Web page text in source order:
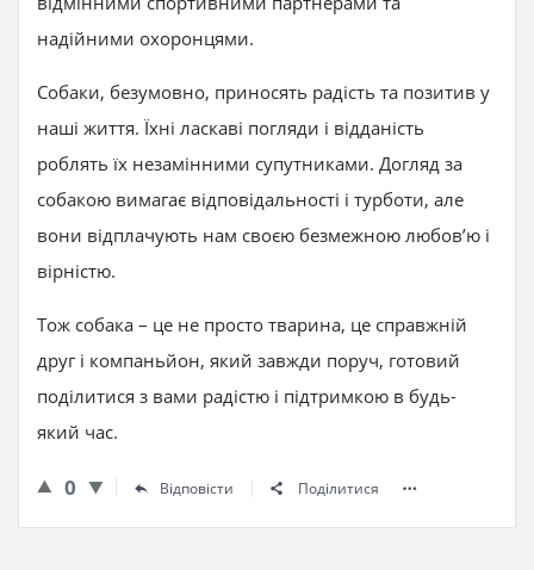
надійними охоронцями.
Собаки, безумовно, приносять радість та позитив у
наші життя. Їхні ласкаві погляди і відданість
роблять їх незамінними супутниками. Догляд за
собакою вимагає відповідальності і турботи, але
вони відплачують нам своєю безмежною любов’ю і
вірністю.
Тож собака – це не просто тварина, це справжній
друг і компаньйон, який завжди поруч, готовий
поділитися з вами радістю і підтримкою в будь-
який час.
0 Відповісти Поділитися